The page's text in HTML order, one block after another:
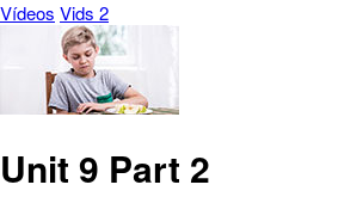
Vídeos Vids 2
Unit 9 Part 2